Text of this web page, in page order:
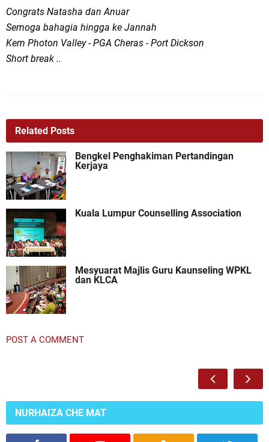
Congrats Natasha dan Anuar
Semoga bahagia hingga ke Jannah
Kem Photon Valley - PGA Cheras - Port Dickson
Short break ..
Related Posts
Bengkel Penghakiman Pertandingan
Kerjaya
Kuala Lumpur Counselling Association
Mesyuarat Majlis Guru Kaunseling WPKL
dan KLCA
POST A COMMENT
NURHAIZA CHE MAT